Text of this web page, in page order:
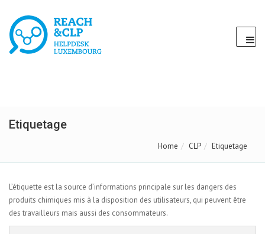
Etiquetage
Home CLP Etiquetage
L’étiquette est la source d’informations principale sur les dangers des
produits chimiques mis à la disposition des utilisateurs, qui peuvent être
des travailleurs mais aussi des consommateurs.